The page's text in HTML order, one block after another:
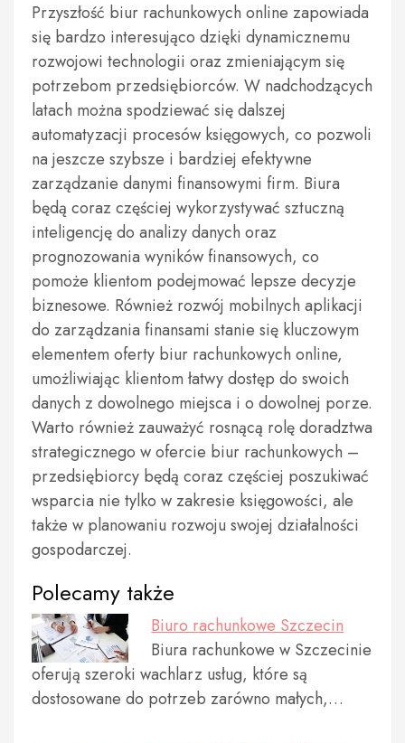
Przyszłość biur rachunkowych online zapowiada
się bardzo interesująco dzięki dynamicznemu
rozwojowi technologii oraz zmieniającym się
potrzebom przedsiębiorców. W nadchodzących
latach można spodziewać się dalszej
automatyzacji procesów księgowych, co pozwoli
na jeszcze szybsze i bardziej efektywne
zarządzanie danymi finansowymi firm. Biura
będą coraz częściej wykorzystywać sztuczną
inteligencję do analizy danych oraz
prognozowania wyników finansowych, co
pomoże klientom podejmować lepsze decyzje
biznesowe. Również rozwój mobilnych aplikacji
do zarządzania finansami stanie się kluczowym
elementem oferty biur rachunkowych online,
umożliwiając klientom łatwy dostęp do swoich
danych z dowolnego miejsca i o dowolnej porze.
Warto również zauważyć rosnącą rolę doradztwa
strategicznego w ofercie biur rachunkowych –
przedsiębiorcy będą coraz częściej poszukiwać
wsparcia nie tylko w zakresie księgowości, ale
także w planowaniu rozwoju swojej działalności
gospodarczej.
Polecamy także
Biuro rachunkowe Szczecin
Biura rachunkowe w Szczecinie
oferują szeroki wachlarz usług, które są
dostosowane do potrzeb zarówno małych,…